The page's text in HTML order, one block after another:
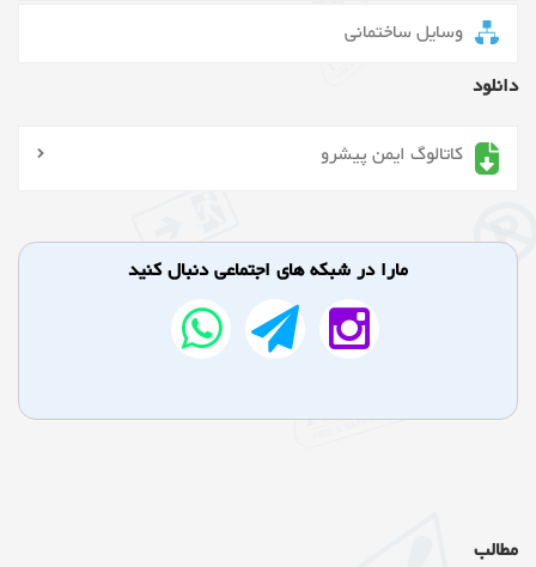
وسایل ساختمانی
دانلود
کاتالوگ ایمن پیشرو
مارا در شبکه های اجتماعی دنبال کنید
مطالب